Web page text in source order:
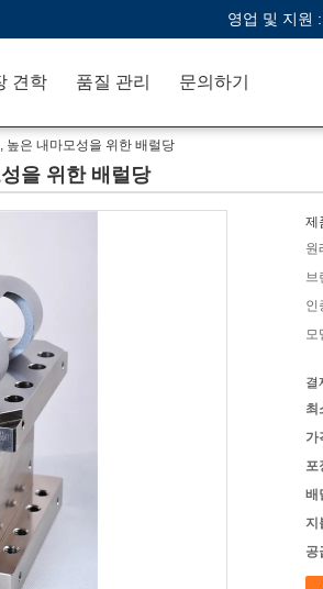
영업 및 지원 :
견학 품질 관리 문의하기
높은 내마모성을 위한 배럴당
을 위한 배럴당
제
원
브
인
모
결
최
가
포
배
지
공